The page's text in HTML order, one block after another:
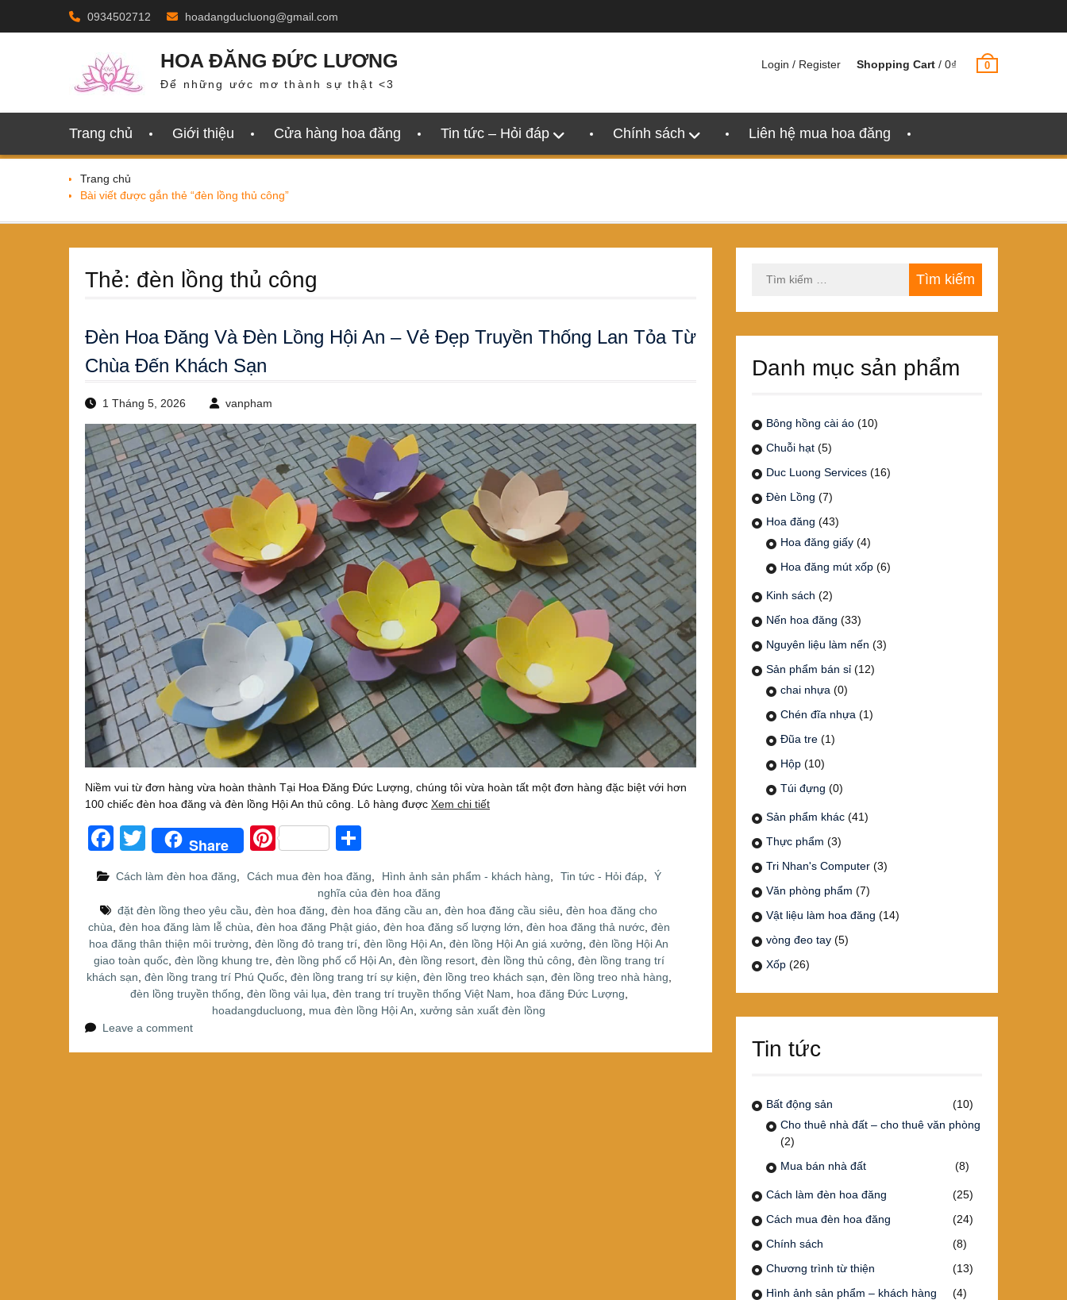
0934502712 hoadangducluong@gmail.com
HOA ĐĂNG ĐỨC LƯƠNG
Để những ước mơ thành sự thật <3
Login / Register Shopping Cart / 0₫ 0
Trang chủ Giới thiệu Cửa hàng hoa đăng Tin tức – Hỏi đáp Chính sách Liên hệ mua hoa đăng
Trang chủ
Bài viết được gắn thẻ “đèn lồng thủ công”
Thẻ: đèn lồng thủ công
Đèn Hoa Đăng Và Đèn Lồng Hội An – Vẻ Đẹp Truyền Thống Lan Tỏa Từ
Chùa Đến Khách Sạn
1 Tháng 5, 2026 vanpham
Niềm vui từ đơn hàng vừa hoàn thành Tại Hoa Đăng Đức Lượng, chúng tôi vừa hoàn tất một đơn hàng đặc biệt với hơn
100 chiếc đèn hoa đăng và đèn lồng Hội An thủ công. Lô hàng được Xem chi tiết
F
c
e
b
o
o
T
tt
er
Share
Pi
er
e
st
ar
e
Cách làm đèn hoa đăng Cách mua đèn hoa đăng Hình ảnh sản phẩm - khách hàng Tin tức - Hỏi đáp,
Ý
nghĩa của đèn hoa đăng
đặt đèn lồng theo yêu cầu đèn hoa đăng đèn hoa đăng cầu an đèn hoa đăng cầu siêu đèn hoa đăng cho
chùa đèn hoa đăng làm lễ chùa đèn hoa đăng Phật giáo, đèn hoa đăng số lượng lớn đèn hoa đăng thả nước, đèn
hoa đăng thân thiện môi trường đèn lồng đỏ trang trí đèn lồng Hội An đèn lồng Hội An giá xưởng đèn lồng Hội An
giao toàn quốc, đèn lồng khung tre đèn lồng phố cổ Hội An đèn lồng resort, đèn lồng thủ công đèn lồng trang trí
khách sạn đèn lồng trang trí Phú Quốc, đèn lồng trang trí sự kiện đèn lồng treo khách sạn đèn lồng treo nhà hàng
đèn lồng truyền thống đèn lồng vải lụa đèn trang trí truyền thống Việt Nam hoa đăng Đức Lượng
hoadangducluong
mua đèn lồng Hội An xưởng sản xuất đèn lồng
Leave a comment
kiếm
Danh mục sản phẩm
Bông hồng cài áo (10)
Chuỗi hạt (5)
Duc Luong Services (16)
Đèn Lồng (7)
Hoa đăng (43)
Hoa đăng giấy (4)
Hoa đăng mút xốp (6)
Kinh sách (2)
Nến hoa đăng (33)
Nguyên liệu làm nến (3)
Sản phẩm bán sỉ (12)
chai nhựa (0)
Chén đĩa nhựa (1)
Đũa tre (1)
Hộp (10)
Túi đựng (0)
Sản phẩm khác (41)
Thực phẩm (3)
Tri Nhan's Computer (3)
Văn phòng phẩm (7)
Vật liệu làm hoa đăng (14)
vòng đeo tay (5)
Xốp (26)
Tin tức
Bất động sản
(10)
Cho thuê nhà đất – cho thuê văn phòng
(2)
Mua bán nhà đất
(8)
Cách làm đèn hoa đăng
(25)
Cách mua đèn hoa đăng
(24)
Chính sách
(8)
Chương trình từ thiện
(13)
Hình ảnh sản phẩm – khách hàng
(4)